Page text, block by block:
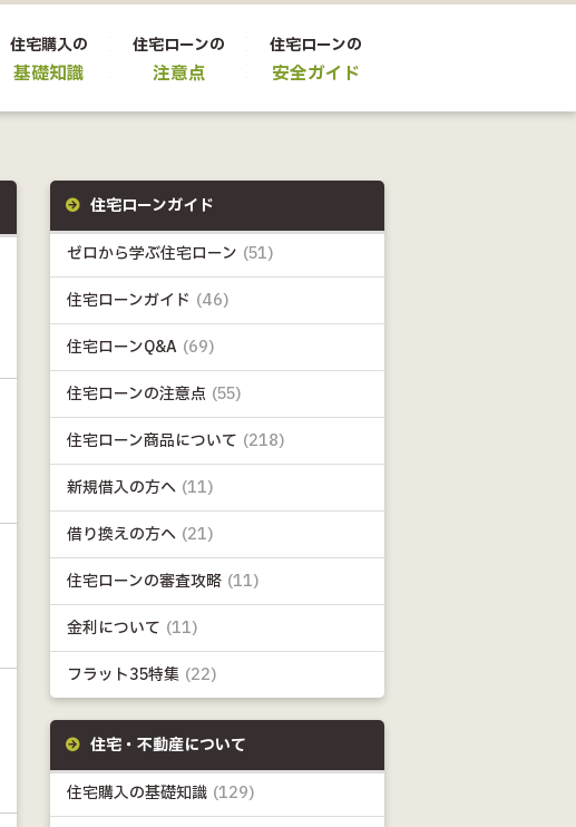
住宅購入の
基礎知識
住宅ローンの
注意点
住宅ローンの
安全ガイド
住宅ローンガイド
ゼロから学ぶ住宅ローン (51)
住宅ローンガイド (46)
住宅ローンQ&A (69)
住宅ローンの注意点 (55)
住宅ローン商品について (218)
新規借入の方へ (11)
借り換えの方へ (21)
住宅ローンの審査攻略 (11)
金利について (11)
フラット35特集 (22)
住宅・不動産について
住宅購入の基礎知識 (129)